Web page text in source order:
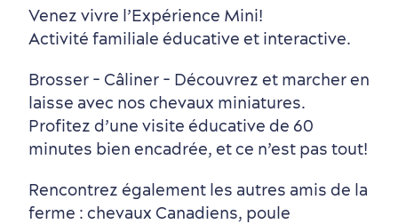
Quartiers centraux
Quoi faire en août
Produits locaux
Vieux-Québec
Itinéraires
Venez vivre l’Expérience Mini!
Activité familiale éducative et interactive.
Brosser - Câliner - Découvrez et marcher en
laisse avec nos chevaux miniatures.
Profitez d’une visite éducative de 60
minutes bien encadrée, et ce n’est pas tout!
Rencontrez également les autres amis de la
ferme : chevaux Canadiens, poule